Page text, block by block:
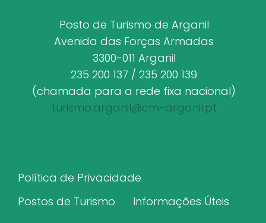
Posto de Turismo de Arganil
Avenida das Forças Armadas
3300-011 Arganil
235 200 137 / 235 200 139
(chamada para a rede fixa nacional)
turismo.arganil@cm-arganil.pt
Política de Privacidade
Postos de Turismo
Informações Úteis